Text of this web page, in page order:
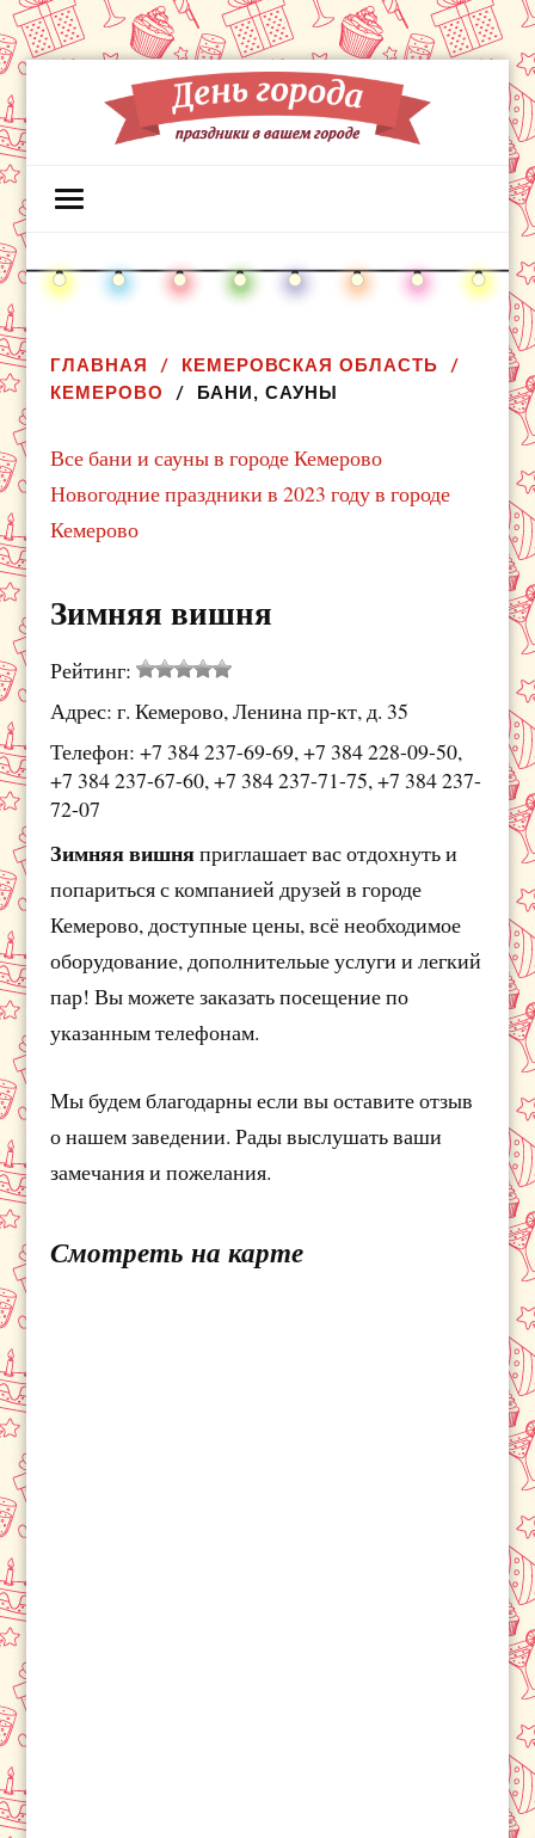
ГЛАВНАЯ
КЕМЕРОВСКАЯ ОБЛАСТЬ
КЕМЕРОВО
БАНИ, САУНЫ
Все бани и сауны в городе Кемерово
Новогодние праздники в 2023 году в городе
Кемерово
Зимняя вишня
Рейтинг:
Адрес: г. Кемерово, Ленина пр-кт, д. 35
Телефон: +7 384 237-69-69, +7 384 228-09-50,
+7 384 237-67-60, +7 384 237-71-75, +7 384 237-
72-07
Зимняя вишняприглашает вас отдохнуть и
попариться с компанией друзей в городе
Кемерово, доступные цены, всё необходимое
оборудование, дополнительые услуги и легкий
пар! Вы можете заказать посещение по
указанным телефонам.
Мы будем благодарны если вы оставите отзыв
о нашем заведении. Рады выслушать ваши
замечания и пожелания.
Смотреть на карте